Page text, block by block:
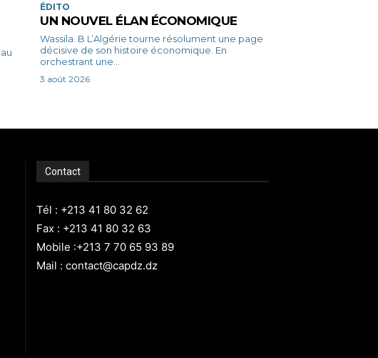
ÉDITO
UN NOUVEL ÉLAN ÉCONOMIQUE
Wassila. B L’Algérie tourne résolument une page
décisive de son histoire économique. En
orchestrant une...
3 août 2026
Contact
Tél : +213 41 80 32 62
Fax : +213 41 80 32 63
Mobile :+213 7 70 65 93 89
Mail : contact@capdz.dz